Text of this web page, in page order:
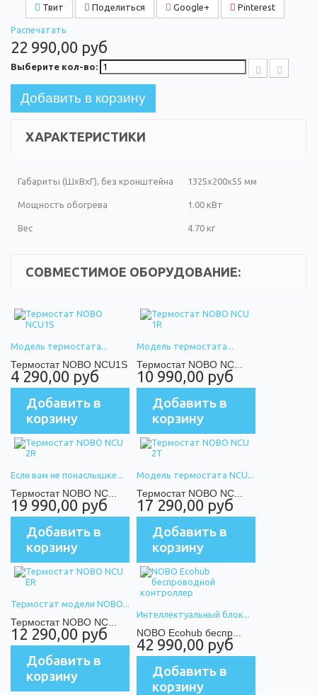
Твит Поделиться Google+ Pinterest
Распечатать
22 990,00 руб
Выберите кол-во:
Добавить в корзину
ХАРАКТЕРИСТИКИ
Габариты (ШxВxГ), без кронштейна 1325x200x55 мм
Мощность обогрева 1.00 кВт
Вес 4.70 кг
СОВМЕСТИМОЕ ОБОРУДОВАНИЕ:
Модель термостата...
Термостат NOBO NCU1S
4 290,00 руб
Добавить в
корзину
Модель термостата...
Термостат NOBO NC...
10 990,00 руб
Добавить в
корзину
Если вам не понаслышке...
Термостат NOBO NC...
19 990,00 руб
Добавить в
корзину
Модель термостата NCU...
Термостат NOBO NC...
17 290,00 руб
Добавить в
корзину
Термостат модели NOBO...
Термостат NOBO NC...
12 290,00 руб
Добавить в
корзину
Интеллектуальный блок...
NOBO Ecohub беспр...
42 990,00 руб
Добавить в
корзину